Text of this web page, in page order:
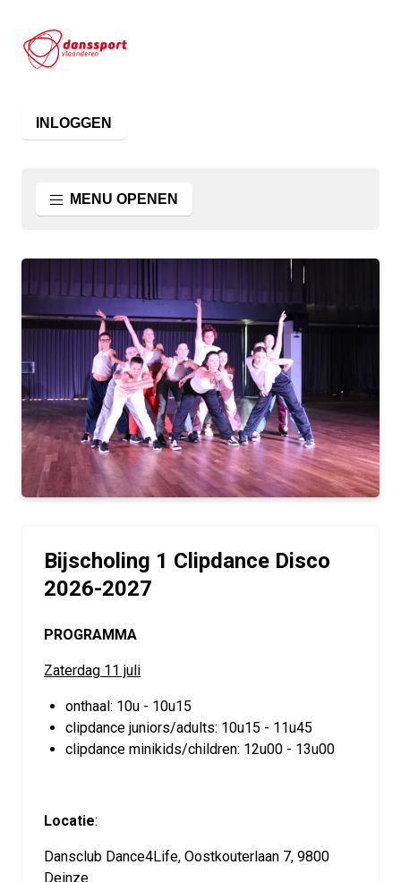
INLOGGEN
MENU OPENEN
Bijscholing 1 Clipdance Disco
2026-2027
PROGRAMMA
Zaterdag 11 juli
onthaal: 10u - 10u15
clipdance juniors/adults: 10u15 - 11u45
clipdance minikids/children: 12u00 - 13u00
Locatie:
Dansclub Dance4Life, Oostkouterlaan 7, 9800
Deinze